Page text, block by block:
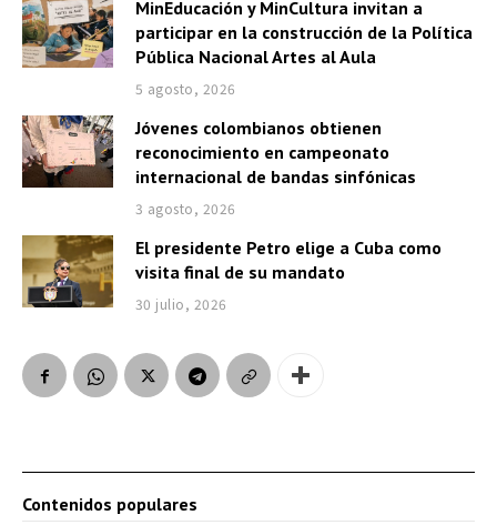
MinEducación y MinCultura invitan a
participar en la construcción de la Política
Pública Nacional Artes al Aula
5 agosto, 2026
Jóvenes colombianos obtienen
reconocimiento en campeonato
internacional de bandas sinfónicas
3 agosto, 2026
El presidente Petro elige a Cuba como
visita final de su mandato
30 julio, 2026
Contenidos populares